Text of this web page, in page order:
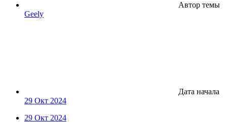
Автор темы
Geely
Дата начала
29 Окт 2024
29 Окт 2024